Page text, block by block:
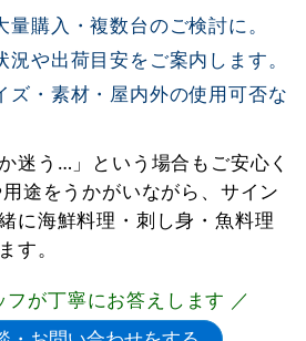
購入・複数台のご検討に。
や出荷目安をご案内します。
ズ・素材・屋内外の使用可否な
迷う…」という場合もご安心く
途をうかがいながら、サイン
に海鮮料理・刺し身・魚料理
す。
フが丁寧にお答えします ／